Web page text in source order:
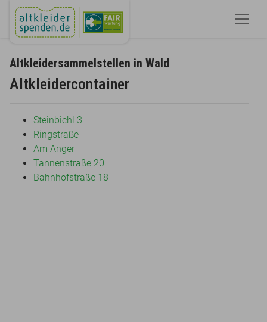
Altkleidersammelstellen in Wald
Altkleidercontainer
Steinbichl 3
Ringstraße
Am Anger
Tannenstraße 20
Bahnhofstraße 18